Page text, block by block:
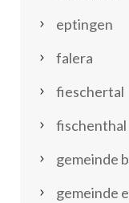
eptingen
falera
fieschertal
fischenthal
gemeinde
gemeinde